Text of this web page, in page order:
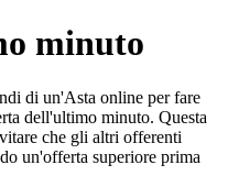
minuto
di un'Asta online per fare
dell'ultimo minuto. Questa
che gli altri offerenti
un'offerta superiore prima